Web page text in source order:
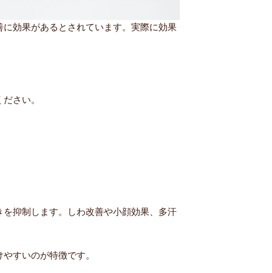
効果があるとされています。実際に効果
さい。
抑制します。しわ改善や小顔効果、多汗
すいのが特徴です。